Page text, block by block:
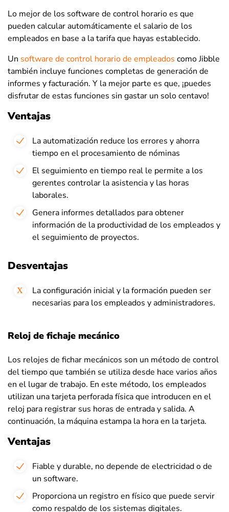
Lo mejor de los software de control horarioes que
pueden calcular automáticamente el salario de los
empleados en base a la tarifa que hayas establecido.
Un software de control horario de empleados como Jibble
también incluye funciones completas de generación de
informes y facturación. Y la mejor parte es que, ¡puedes
disfrutar de estas funciones sin gastar un solo centavo!
Ventajas
La automatización reduce los errores y ahorra
tiempo en el procesamiento de nóminas
El seguimiento en tiempo real le permite a los
gerentes controlar la asistencia y las horas
laborales.
Genera informes detallados para obtener
información de la productividad de los empleados y
el seguimiento de proyectos.
Desventajas
La configuración inicial y la formación pueden ser
necesarias para los empleados y administradores.
Reloj de fichaje mecánico
Los relojes de fichar mecánicos son un método de control
del tiempo que también se utiliza desde hace varios años
en el lugar de trabajo. En este método, los empleados
utilizan una tarjeta perforada física que introducen en el
reloj para registrar sus horas de entrada y salida. A
continuación, la máquina estampa la hora en la tarjeta.
Ventajas
Fiable y durable, no depende de electricidad o de
un software.
Proporciona un registro en físico que puede servir
como respaldo de los sistemas digitales.